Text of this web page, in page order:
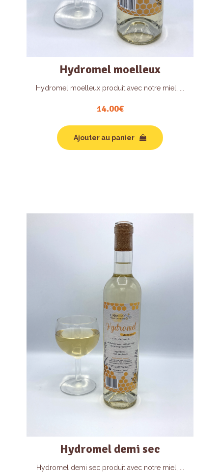
Hydromel moelleux
Hydromel moelleux produit avec notre miel, ...
14.00€
Ajouter au panier
Hydromel demi sec
Hydromel demi sec produit avec notre miel, ...